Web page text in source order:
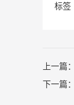
标签
上一篇：
下一篇：